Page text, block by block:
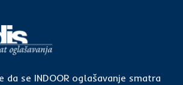
da se INDOOR oglašavanje smatra